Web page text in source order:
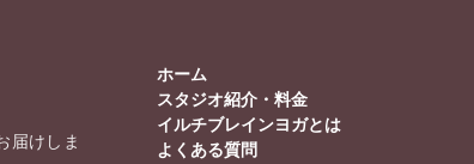
届けしま
ホーム
スタジオ紹介・料金
イルチブレインヨガとは
よくある質問